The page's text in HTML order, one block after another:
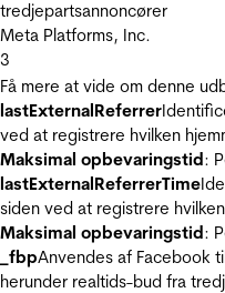
tredjepartsannoncører
Meta Platforms, Inc.
3
Få mere at vide om denne
lastExternalReferrer
ved at registrere hvilken
Maksimal opbevaringstid:
lastExternalReferrerTime
siden ved at registrere
Maksimal opbevaringstid:
_fbpAnvendes af Facebook
herunder realtids-bud fra